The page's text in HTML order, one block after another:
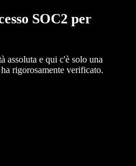
SOC2 per
assoluta e qui c'è solo una
rigorosamente verificato.